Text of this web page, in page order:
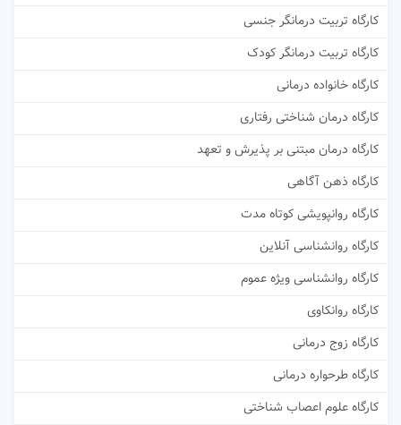
کارگاه تربیت درمانگر جنسی
کارگاه تربیت درمانگر کودک
کارگاه خانواده درمانی
کارگاه درمان شناختی رفتاری
کارگاه درمان مبتنی بر پذیرش و تعهد
کارگاه ذهن آگاهی
کارگاه روانپویشی کوتاه مدت
کارگاه روانشناسی آنلاین
کارگاه روانشناسی ویژه عموم
کارگاه روانکاوی
کارگاه زوج درمانی
کارگاه طرحواره درمانی
کارگاه علوم اعصاب شناختی